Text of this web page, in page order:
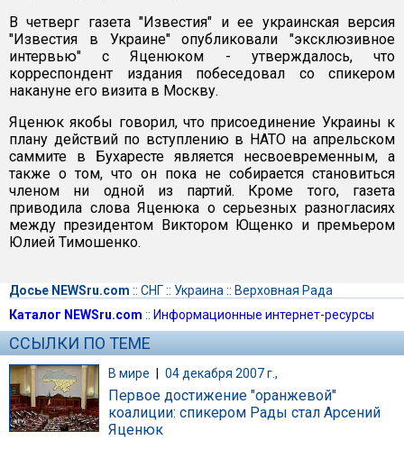
В четверг газета "Известия" и ее украинская версия
"Известия в Украине" опубликовали "эксклюзивное
интервью" с Яценюком - утверждалось, что
корреспондент издания побеседовал со спикером
накануне его визита в Москву.
Яценюк якобы говорил, что присоединение Украины к
плану действий по вступлению в НАТО на апрельском
саммите в Бухаресте является несвоевременным, а
также о том, что он пока не собирается становиться
членом ни одной из партий. Кроме того, газета
приводила слова Яценюка о серьезных разногласиях
между президентом Виктором Ющенко и премьером
Юлией Тимошенко.
Досье NEWSru.com :: СНГ:: Украина :: Верховная Рада
Каталог NEWSru.com :: Информационные интернет-ресурсы
ССЫЛКИ ПО ТЕМЕ
В мире | 04 декабря 2007 г.,
Первое достижение "оранжевой"
коалиции: спикером Рады стал Арсений
Яценюк